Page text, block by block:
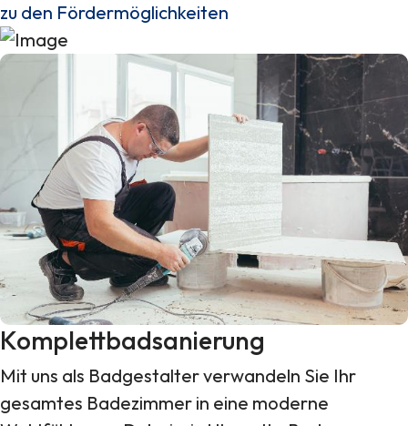
zu den Fördermöglichkeiten
Komplettbadsanierung
Mit uns als Badgestalter verwandeln Sie Ihr
gesamtes Badezimmer in eine moderne